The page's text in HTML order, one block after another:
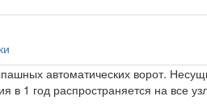
автоматических ворот.
в 1 год распространяется на все